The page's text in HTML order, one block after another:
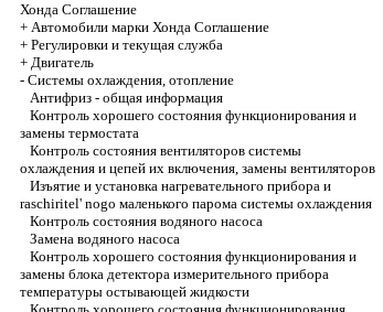
Хонда Соглашение
+ Автомобили марки Хонда Соглашение
+ Регулировки и текущая служба
+ Двигатель
- Системы охлаждения, отопление
Антифриз - общая информация
Контроль хорошего состояния функционирования и
замены термостата
Контроль состояния вентиляторов системы
охлаждения и цепей их включения, замены вентиляторов
Изъятие и установка нагревательного прибора и
raschiritel' nogo маленького парома системы охлаждения
Контроль состояния водяного насоса
Замена водяного насоса
Контроль хорошего состояния функционирования и
замены блока детектора измерительного прибора
температуры остывающей жидкости